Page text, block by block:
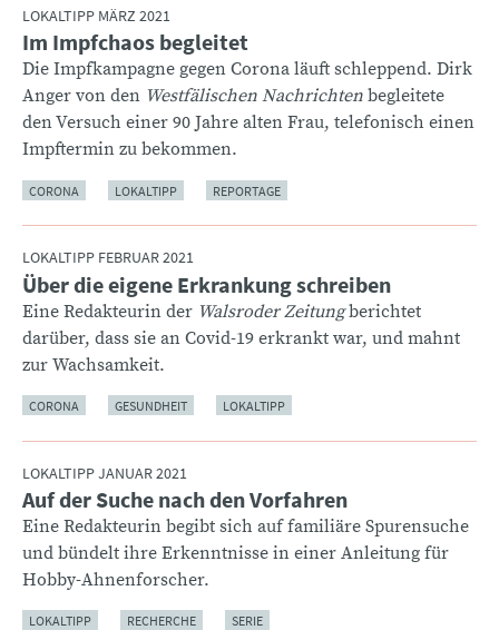
LOKALTIPP MÄRZ 2021
:Im Impfchaos begleitet
Die Impfkampagne gegen Corona läuft schleppend. Dirk
Anger von den Westfälischen Nachrichten begleitete
den Versuch einer 90 Jahre alten Frau, telefonisch einen
Impftermin zu bekommen.
CORONA LOKALTIPP REPORTAGE
LOKALTIPP FEBRUAR 2021
:Über die eigene Erkrankung schreiben
Eine Redakteurin der Walsroder Zeitungberichtet
darüber, dass sie an Covid-19 erkrankt war, und mahnt
zur Wachsamkeit.
CORONA GESUNDHEIT LOKALTIPP
LOKALTIPP JANUAR 2021
:
Auf der Suche nach den Vorfahren
Eine Redakteurin begibt sich auf familiäre Spurensuche
und bündelt ihre Erkenntnisse in einer Anleitung für
Hobby-Ahnenforscher.
LOKALTIPP RECHERCHE SERIE